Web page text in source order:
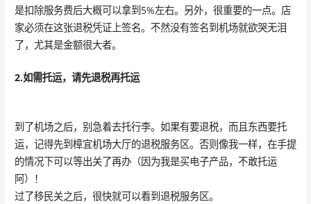
是扣除服务费后大概可以拿到5%左右。另外，很重要的一点。店
家必须在这张退税凭证上签名。不然没有签名到机场就欲哭无泪
了，尤其是金额很大者。
2.如需托运，请先退税再托运
到了机场之后，别急着去托行李。如果有要退税，而且东西要托
运，记得先到樟宜机场大厅的退税服务区。否则像我一样，在手提
的情况下可以等出关了再办（因为我是买电子产品，不敢托运
阿）！
过了移民关之后，很快就可以看到退税服务区。